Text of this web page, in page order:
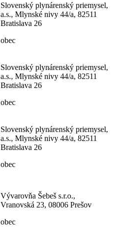
Slovenský plynárenský priemysel,
a.s., Mlynské nivy 44/a, 82511
Bratislava 26
obec
Slovenský plynárenský priemysel,
a.s., Mlynské nivy 44/a, 82511
Bratislava 26
obec
Slovenský plynárenský priemysel,
a.s., Mlynské nivy 44/a, 82511
Bratislava 26
obec
Vývarovňa Šebeš s.r.o.,
Vranovská 23, 08006 Prešov
obec